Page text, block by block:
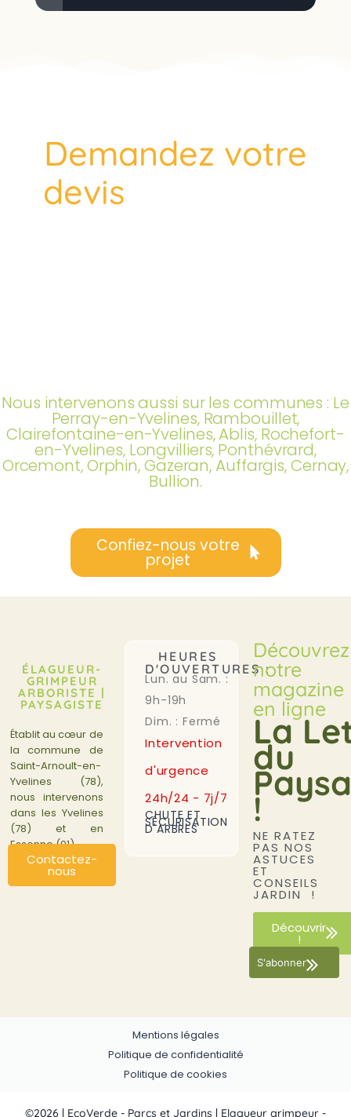
Demandez votre
devis
Nous intervenons aussi sur les communes : Le
Perray-en-Yvelines, Rambouillet,
Clairefontaine-en-Yvelines, Ablis, Rochefort-
en-Yvelines, Longvilliers, Ponthévrard,
Orcemont, Orphin, Gazeran, Auffargis, Cernay,
Bullion.
Confiez-nous votre
projet
ÉLAGUEUR-
GRIMPEUR
ARBORISTE |
PAYSAGISTE
Établit au cœur de
la commune de
Saint-Arnoult-en-
Yvelines (78),
nous intervenons
dans les Yvelines
(78) et en
Essonne (91).
Contactez-
nous
HEURES
D'OUVERTURES :
Lun. au Sam. :
9h-19h
Dim. : Fermé
Intervention
d'urgence
24h/24 - 7j/7
CHUTE ET
SÉCURISATION
D'ARBRES
Découvrez
notre
magazine
en ligne
La
du
!
NE RATEZ
PAS NOS
ASTUCES
ET
CONSEILS
JARDIN !
Découvrir
!
S'abonner
Mentions légales
Politique de confidentialité
Politique de cookies
©2026 | EcoVerde - Parcs et Jardins | Elagueur grimpeur -